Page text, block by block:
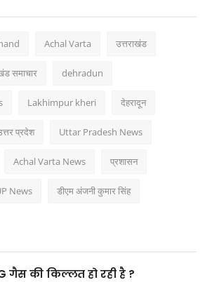
Achal Varta उत्तराखंड
समाचार dehradun
Lakhimpur kheri देहरादून
प्रदेश Uttar Pradesh News
Achal Varta News प्रशासन
News डीएम अंजनी कुमार सिंह
गैस की किल्लत हो रही है ?